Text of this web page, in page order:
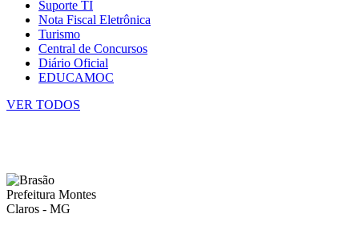
Suporte TI
Nota Fiscal Eletrônica
Turismo
Central de Concursos
Diário Oficial
EDUCAMOC
VER TODOS